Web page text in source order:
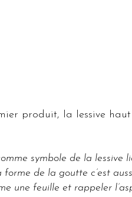
produit, la lessive
symbole de la lessive
de la goutte c’est
une feuille et rappeler